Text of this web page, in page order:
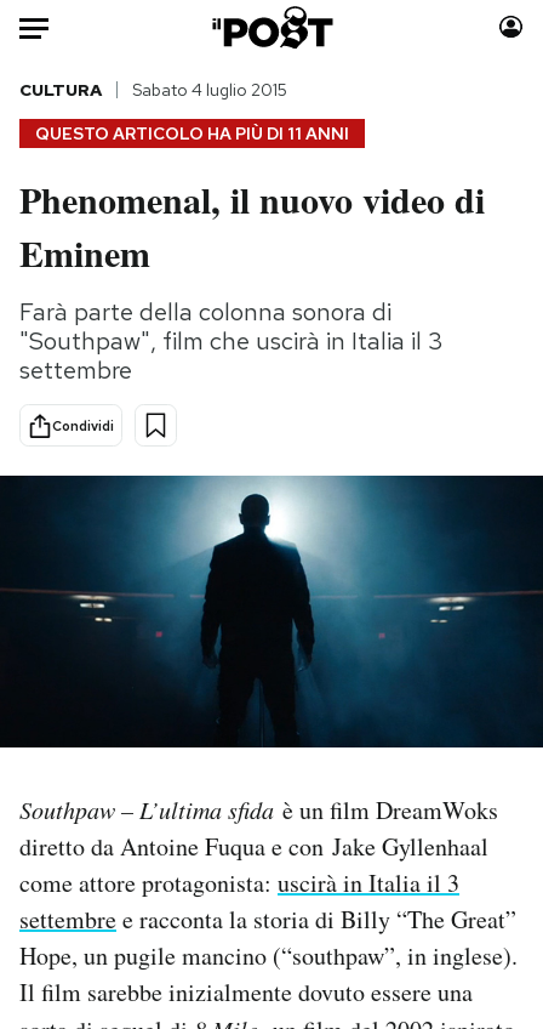
Auto
HOME
Italia
Politica
Tecnologia
Internet
Scienza
Cultura
Economia
Moda
Storie/Idee
Ok Boomer!
PODCAST
I MIEI PREFERITI
CALENDARIO
AREA PERSONALE
QUESTO ARTICOLO HA PIÙ DI 11 ANNI
CULTURA Sabato 4 luglio 2015
Phenomenal, il nuovo video di
Eminem
Farà parte della colonna sonora di
"Southpaw", film che uscirà in Italia il 3
settembre
Condividi
Southpaw – L’ultima sfida è un film DreamWoks
diretto da Antoine Fuqua e con Jake Gyllenhaal
come attore protagonista: uscirà in Italia il 3
settembree racconta la storia di Billy “The Great”
Hope, un pugile mancino (“southpaw”, in inglese).
Il film sarebbe inizialmente dovuto essere una